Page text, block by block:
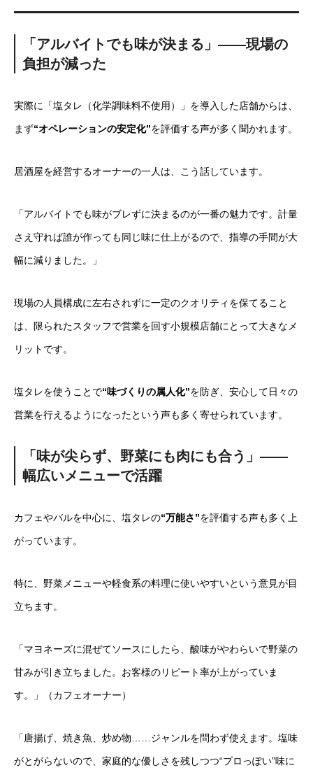
「アルバイトでも味が決まる」――現場の
負担が減った
実際に「塩タレ（化学調味料不使用）」を導入した店舗からは、
まず“オペレーションの安定化”を評価する声が多く聞かれます。
居酒屋を経営するオーナーの一人は、こう話しています。
「アルバイトでも味がブレずに決まるのが一番の魅力です。計量
さえ守れば誰が作っても同じ味に仕上がるので、指導の手間が大
幅に減りました。」
現場の人員構成に左右されずに一定のクオリティを保てること
は、限られたスタッフで営業を回す小規模店舗にとって大きなメ
リットです。
塩タレを使うことで“味づくりの属人化”を防ぎ、安心して日々の
営業を行えるようになったという声も多く寄せられています。
「味が尖らず、野菜にも肉にも合う」――
幅広いメニューで活躍
カフェやバルを中心に、塩タレの“万能さ”を評価する声も多く上
がっています。
特に、野菜メニューや軽食系の料理に使いやすいという意見が目
立ちます。
「マヨネーズに混ぜてソースにしたら、酸味がやわらいで野菜の
甘みが引き立ちました。お客様のリピート率が上がっていま
す。」（カフェオーナー）
「唐揚げ、焼き魚、炒め物……ジャンルを問わず使えます。塩味
がとがらないので、家庭的な優しさを残しつつ“プロっぽい”味に